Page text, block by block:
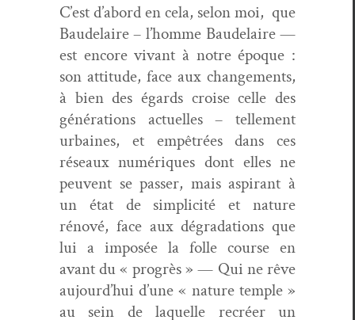
C’est d’abord en cela, selon moi, que
Baude­laire – l’homme Baude­laire —
est encore vivant à notre époque :
son atti­tude, face aux change­ments,
à bien des égards croise celle des
généra­tions actuelles – telle­ment
urbaines, et empêtrées dans ces
réseaux numériques dont elles ne
peu­vent se pass­er, mais aspi­rant à
un état de sim­plic­ité et nature
rénové, face aux dégra­da­tions que
lui a imposée la folle course en
avant du « pro­grès » — Qui ne rêve
aujour­d’hui d’une « nature tem­ple »
au sein de laque­lle recréer un